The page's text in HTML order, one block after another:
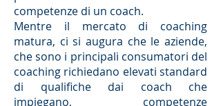
competenze di un coach.
Mentre il mercato di coaching
matura, ci si augura che le aziende,
che sono i principali consumatori del
coaching richiedano elevati standard
di qualifiche dai coach che
impiegano, competenze